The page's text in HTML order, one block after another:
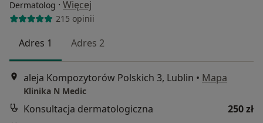
Dermatolog · Więcej
215 opinii
Adres 1 Adres 2
aleja Kompozytorów Polskich 3, Lublin • Mapa
Klinika N Medic
Konsultacja dermatologiczna
250 zł